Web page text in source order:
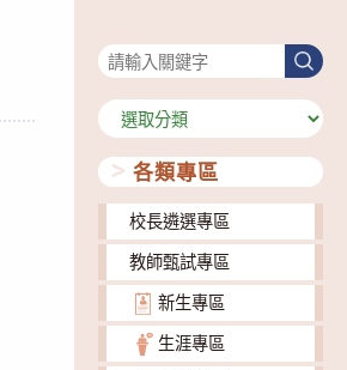
搜
尋
分
類
各類專區
校長遴選專區
教師甄試專區
新生專區
生涯專區